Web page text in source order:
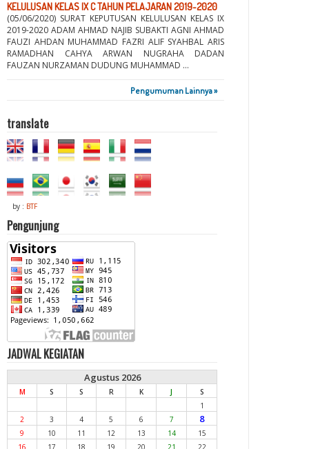
KELULUSAN KELAS IX C TAHUN PELAJARAN 2019-2020
(05/06/2020) SURAT KEPUTUSAN KELULUSAN KELAS IX
2019-2020 ADAM AHMAD NAJIB SUBAKTI AGNI AHMAD
FAUZI AHDAN MUHAMMAD FAZRI ALIF SYAHBAL ARIS
RAMADHAN CAHYA ARWAN NUGRAHA DADAN
FAUZAN NURZAMAN DUDUNG MUHAMMAD ...
Pengumuman Lainnya »
translate
by : BTF
Pengunjung
JADWAL KEGIATAN
Agustus 2026
M S S R K J
S
1
2
3 4 5 6 7 8
9 10 11 12 13 14
15